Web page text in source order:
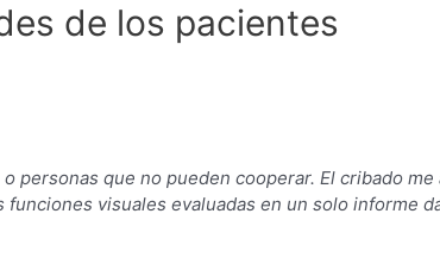
de los pacientes
personas que no pueden cooperar. El cribado
visuales evaluadas en un solo informe